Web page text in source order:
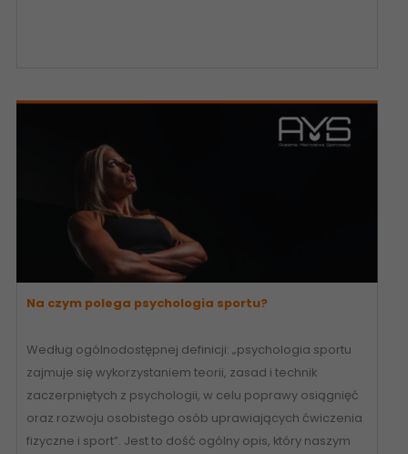
Na czym polega psychologia sportu?
Według ogólnodostępnej definicji: „psychologia sportu
zajmuje się wykorzystaniem teorii, zasad i technik
zaczerpniętych z psychologii, w celu poprawy osiągnięć
oraz rozwoju osobistego osób uprawiających ćwiczenia
fizyczne i sport”. Jest to dość ogólny opis, który naszym